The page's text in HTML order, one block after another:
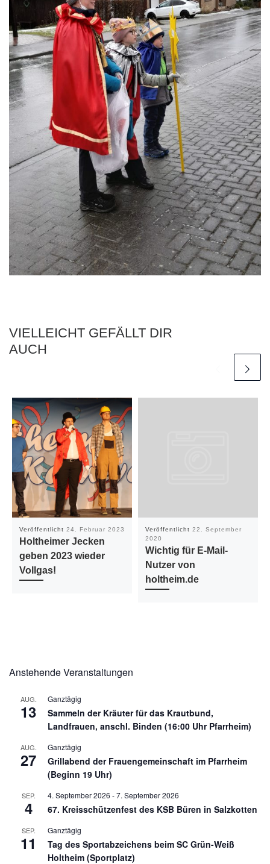
VIELLEICHT GEFÄLLT DIR
AUCH
Veröffentlicht 24. Februar 2023
Holtheimer Jecken
geben 2023 wieder
Vollgas!
Veröffentlicht 22. September
2020
Wichtig für E-Mail-
Nutzer von
holtheim.de
Anstehende Veranstaltungen
AUG.
13
Ganztägig
Sammeln der Kräuter für das Krautbund,
Landfrauen, anschl. Binden (16:00 Uhr Pfarrheim)
AUG.
27
Ganztägig
Grillabend der Frauengemeinschaft im Pfarrheim
(Beginn 19 Uhr)
SEP.
4
4. September 2026 -7. September 2026
67. Kreisschützenfest des KSB Büren in Salzkotten
SEP.
11
Ganztägig
Tag des Sportabzeichens beim SC Grün-Weiß
Holtheim (Sportplatz)